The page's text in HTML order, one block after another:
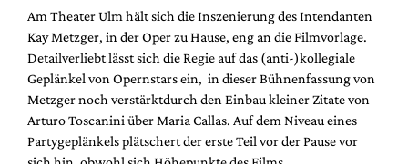
Am Theater Ulm hält sich die Inszenierung des Intendanten
Kay Metzger, in der Oper zu Hause, eng an die Filmvorlage.
Detailverliebt lässt sich die Regie auf das (anti-)kollegiale
Geplänkel von Opernstars ein, in dieser Bühnenfassung von
Metzger noch verstärktdurch den Einbau kleiner Zitate von
Arturo Toscanini über Maria Callas. Auf dem Niveau eines
Partygeplänkels plätschert der erste Teil vor der Pause vor